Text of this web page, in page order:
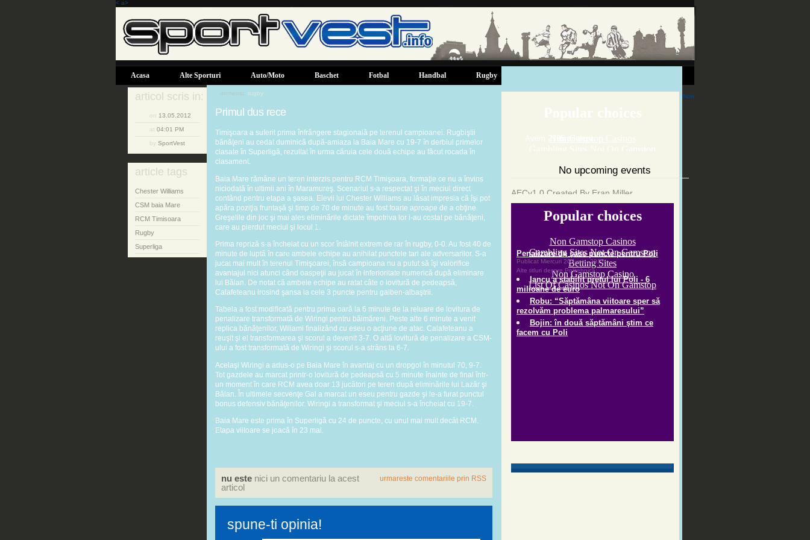
< a>
Acasa Alte Sporturi Auto/Moto Baschet Fotbal Handbal Rugby
articol scris in:
on 13.05.2012
at 04:01 PM
by SportVest
article tags
Chester Williams
CSM baia Mare
RCM Timisoara
Rugby
Superliga
domeniu: rugby
Primul dus rece
Timişoara a suferit prima înfrângere stagională pe terenul campioanei. Rugbiştii
bănăţeni au cedat duminică după-amiaza la Baia Mare cu 19-7 în derbiul primelor
clasate în Superligă, rezultat în urma căruia cele două echipe au făcut rocada în
clasament.
Baia Mare rămâne un teren interzis pentru RCM Timişoara, formaţie ce nu a învins
niciodată în ultimii ani în Maramureş. Scenariul s-a respectat şi în meciul direct
contând pentru etapa a şasea. Elevii lui Chester Williams au lăsat impresia că îşi pot
apăra poziţia fruntaşă şi timp de 70 de minute au fost foarte aproape de a obţine.
Greşelile din joc şi mai ales eliminările dictate împotriva lor i-au costat pe bănăţeni,
care au pierdut meciul şi locul 1.
Prima repriză s-a încheiat cu un scor întâlnit extrem de rar în rugby, 0-0. Au fost 40 de
minute de luptă în care ambele echipe au anihilat punctele tari ale adversarilor. S-a
jucat mai mult în terenul Timişoarei, însă campioana nu a putut să îşi valorifice
avantajul nici atunci când oaspeţii au jucat în inferioritate numerică după eliminare
lui Bălan. De notat că ambele echipe au ratat câte o lovitură de pedeapsă,
Calafeteanu irosind şansa la cele 3 puncte pentru galben-albaştrii.
Tabela a fost modificată pentru prima oară la 6 minute de la reluare de lovitura de
penalizare transformată de Wiringi pentru băimăreni. Peste alte 6 minute a venit
replica bănăţenilor, Wiliami finalizând cu eseu o acţiune de atac. Calafeteanu a
reuşit şi el transformarea şi scorul a devenit 3-7. O altă lovitură de penalizare a CSM-
ului a fost transformată de Wiringi şi scorul s-a strâns la 6-7.
Acelaşi Wiringi a adus-o pe Baia Mare în avantaj cu un dropgol în minutul 70, 9-7.
Tot gazdele au marcat printr-o lovitură de pedeapsă cu 5 minute înainte de final într-
un moment în care RCM avea doar 13 jucători pe teren după eliminările lui Lazăr şi
Bălan. În ultimele secvenţe Gal a marcat un eseu pentru gazde şi le-a furat punctul
bonus defensiv bănăţenilor. Wiringi a transformat şi meciul s-a încheiat cu 19-7.
Baia Mare este prima în Superligă cu 24 de puncte, cu unul mai mult decât RCM.
Etapa viitoare se joacă în 23 mai.
urmareste comentariile prin RSS
nu este nici un comentariu la acest
articol
spune-ti opinia!
No upcoming events
AECv1.0 Created By Eran Miller
Non